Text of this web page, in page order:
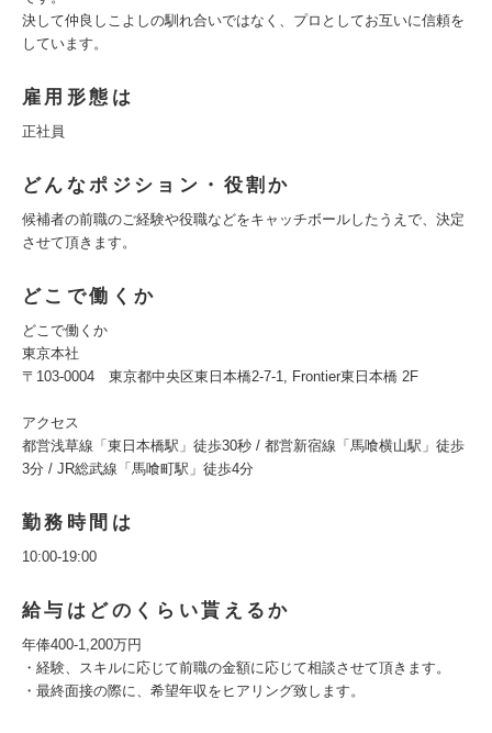
決して仲良しこよしの馴れ合いではなく、プロとしてお互いに信頼を
しています。
雇用形態は
正社員
どんなポジション・役割か
候補者の前職のご経験や役職などをキャッチボールしたうえで、決定
させて頂きます。
どこで働くか
どこで働くか
東京本社
〒103-0004 東京都中央区東日本橋2-7-1, Frontier東日本橋 2F
アクセス
都営浅草線「東日本橋駅」徒歩30秒 / 都営新宿線「馬喰横山駅」徒歩
3分 / JR総武線「馬喰町駅」徒歩4分
勤務時間は
10:00-19:00
給与はどのくらい貰えるか
年俸400-1,200万円
・経験、スキルに応じて前職の金額に応じて相談させて頂きます。
・最終面接の際に、希望年収をヒアリング致します。